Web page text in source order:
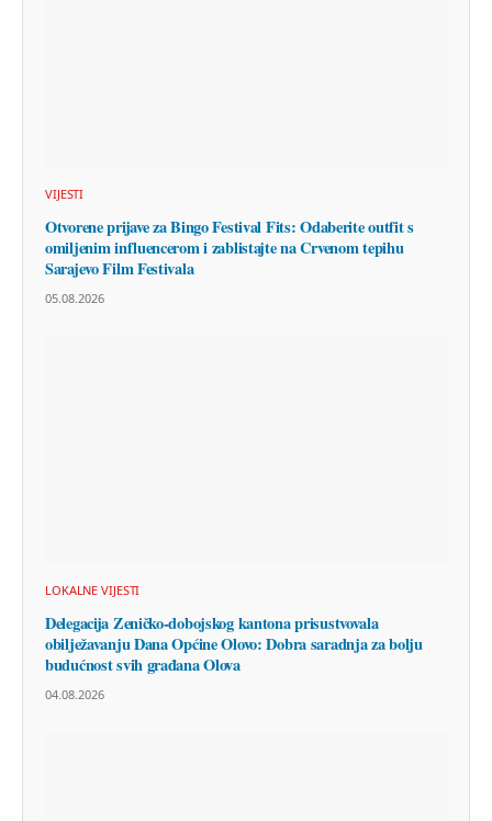
VIJESTI
Otvorene prijave za Bingo Festival Fits: Odaberite outfit s
omiljenim influencerom i zablistajte na Crvenom tepihu
Sarajevo Film Festivala
05.08.2026
LOKALNE VIJESTI
Delegacija Zeničko-dobojskog kantona prisustvovala
obilježavanju Dana Općine Olovo: Dobra saradnja za bolju
budućnost svih građana Olova
04.08.2026